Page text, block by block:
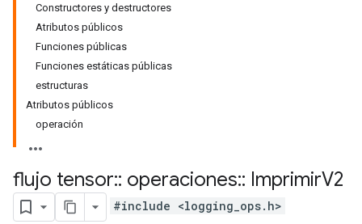
Constructores y destructores
Atributos públicos
Funciones públicas
Funciones estáticas públicas
estructuras
Atributos públicos
operación
flujo tensor:: operaciones:: ImprimirV2
#include <logging_ops.h>